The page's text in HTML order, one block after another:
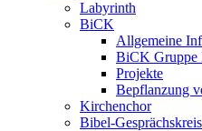
Labyrinth
BiCK
Allgemeine
BiCK Gruppe
Projekte
Bepflanzung
Kirchenchor
Bibel-Gesprächskreis